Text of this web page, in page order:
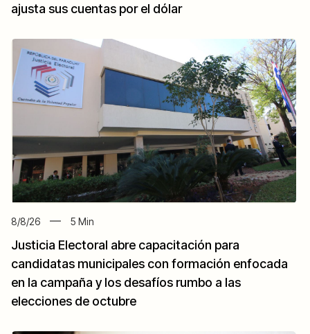
ajusta sus cuentas por el dólar
8/8/26 5 Min
Justicia Electoral abre capacitación para
candidatas municipales con formación enfocada
en la campaña y los desafíos rumbo a las
elecciones de octubre